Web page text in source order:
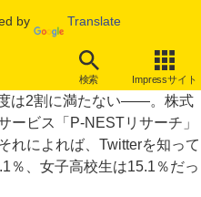
by Translate
検索 Impressサイト
下、「リアル」は7割以上
は2割に満たない――。株式
ービス「P-NESTリサーチ」
れによれば、Twitterを知って
％、女子高校生は15.1％だっ